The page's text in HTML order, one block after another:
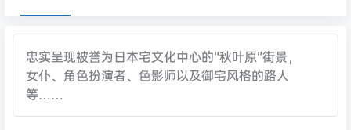
忠实呈现被誉为日本宅文化中心的“秋叶原”街景，
女仆、角色扮演者、色影师以及御宅风格的路人
等……